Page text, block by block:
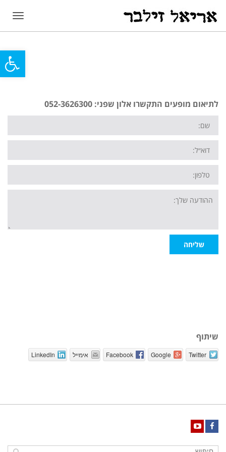
לתיאום מופעים התקשרו אלון שפני: 052-3626300
שם
דוא״ל
טלפון
ההודעה
שלך
שליחה
שיתוף
Twitter
Google
Facebook אימייל LinkedIn